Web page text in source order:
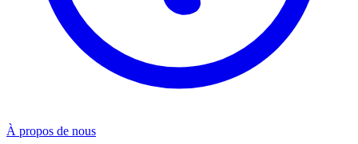
À propos de nous